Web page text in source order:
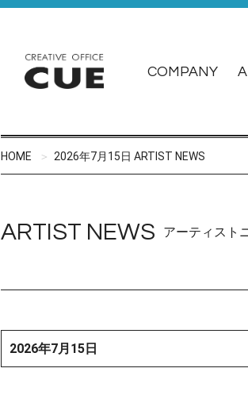
COMPANY
HOME 2026年7月15日 ARTIST NEWS
ARTIST NEWS アーティスト
2026年7月15日